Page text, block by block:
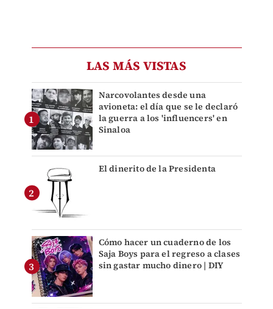
LAS MÁS VISTAS
Narcovolantes desde una
avioneta: el día que se le declaró
la guerra a los 'influencers' en
Sinaloa
El dinerito de la Presidenta
Cómo hacer un cuaderno de los
Saja Boys para el regreso a clases
sin gastar mucho dinero | DIY